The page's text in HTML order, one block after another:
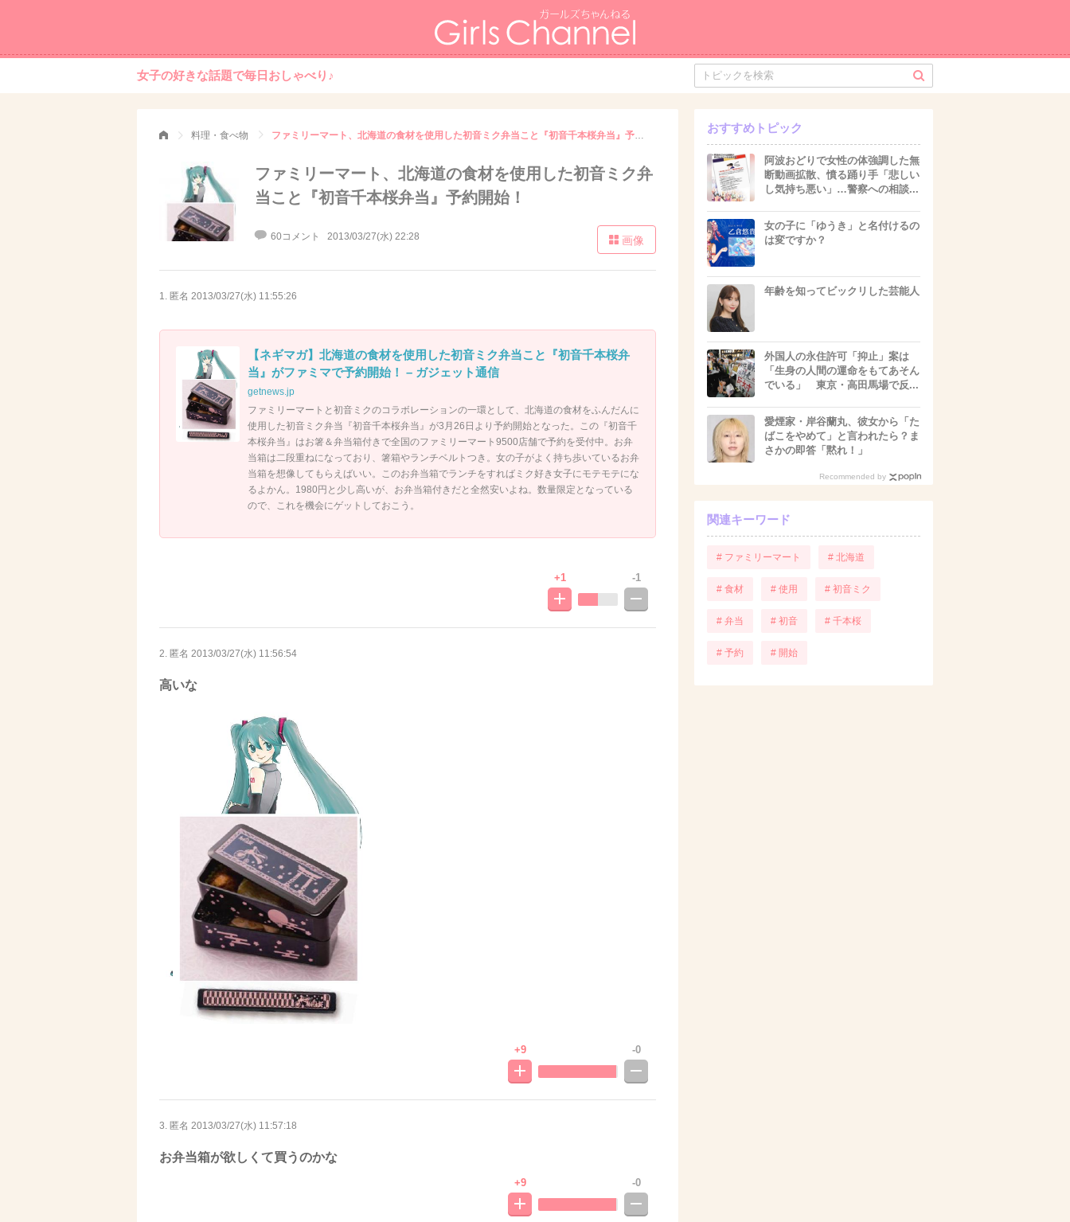
女子の好きな話題で毎日おしゃべり♪
料理・食べ物 ファミリーマート、北海道の食材を使用した初音ミク弁当こと『初音千本桜弁当』予約開始！
ファミリーマート、北海道の食材を使用した初音ミク弁
当こと『初音千本桜弁当』予約開始！
60コメント 2013/03/27(水) 22:28 画像
1. 匿名 2013/03/27(水) 11:55:26
【ネギマガ】北海道の食材を使用した初音ミク弁当こと『初音千本桜弁
当』がファミマで予約開始！ – ガジェット通信
getnews.jp
ファミリーマートと初音ミクのコラボレーションの一環として、北海道の食材をふんだんに
使用した初音ミク弁当『初音千本桜弁当』が3月26日より予約開始となった。この『初音千
本桜弁当』はお箸＆弁当箱付きで全国のファミリーマート9500店舗で予約を受付中。お弁
当箱は二段重ねになっており、箸箱やランチベルトつき。女の子がよく持ち歩いているお弁
当箱を想像してもらえばいい。このお弁当箱でランチをすればミク好き女子にモテモテにな
るよかん。1980円と少し高いが、お弁当箱付きだと全然安いよね。数量限定となっている
ので、これを機会にゲットしておこう。
+1 -1
2. 匿名 2013/03/27(水) 11:56:54
高いな
+9 -0
3. 匿名 2013/03/27(水) 11:57:18
お弁当箱が欲しくて買うのかな
+9 -0
おすすめトピック
阿波おどりで女性の体強調した無
断動画拡散、憤る踊り手「悲しい
し気持ち悪い」…警察への相談...
女の子に「ゆうき」と名付けるの
は変ですか？
年齢を知ってビックリした芸能人
外国人の永住許可「抑止」案は
「生身の人間の運命をもてあそん
でいる」 東京・高田馬場で反...
愛煙家・岸谷蘭丸、彼女から「た
ばこをやめて」と言われたら？ま
さかの即答「黙れ！」
Recommended by
関連キーワード
# ファミリーマート # 北海道
# 食材 # 使用 # 初音ミク
# 弁当 # 初音 # 千本桜
# 予約 # 開始